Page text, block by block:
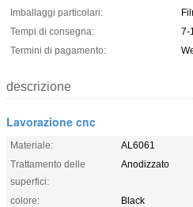
Imballaggi particolari:
Tempi di consegna:
7-
Termini di pagamento:
descrizione
Lavorazione cnc
Materiale:
AL6061
Trattamento delle
superfici:
Anodizzato
colore:
Black